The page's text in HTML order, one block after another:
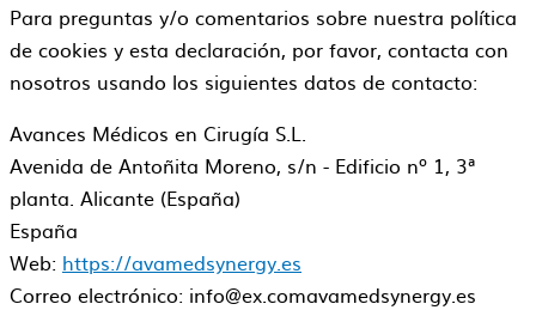
Para preguntas y/o comentarios sobre nuestra política
de cookies y esta declaración, por favor, contacta con
nosotros usando los siguientes datos de contacto:
Avances Médicos en Cirugía S.L.
Avenida de Antoñita Moreno, s/n - Edificio nº 1, 3ª
planta. Alicante (España)
España
Web: https://avamedsynergy.es
Correo electrónico: info@ex.comavamedsynergy.es